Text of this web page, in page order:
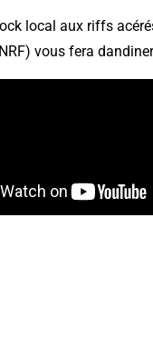
local aux riffs
vous fera